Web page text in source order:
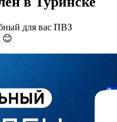
для вас ПВЗ
😊